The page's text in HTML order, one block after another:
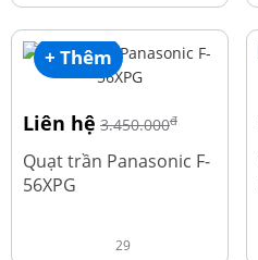
+ Thêm
Liên hệ 3.450.000đ
Quạt trần Panasonic F-
56XPG
29